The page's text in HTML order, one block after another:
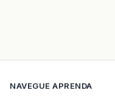
NAVEGUE APRENDA